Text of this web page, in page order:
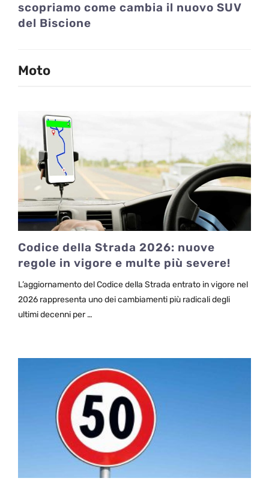
scopriamo come cambia il nuovo SUV
del Biscione
Moto
Codice della Strada 2026: nuove
regole in vigore e multe più severe!
L’aggiornamento del Codice della Strada entrato in vigore nel
2026 rappresenta uno dei cambiamenti più radicali degli
ultimi decenni per …